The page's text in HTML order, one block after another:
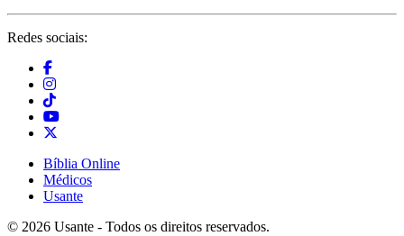
Redes sociais:
Bíblia Online
Médicos
Usante
© 2026 Usante - Todos os direitos reservados.